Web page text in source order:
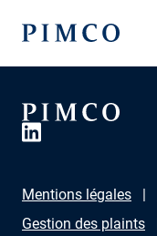
Mentions légales
Gestion des plaints